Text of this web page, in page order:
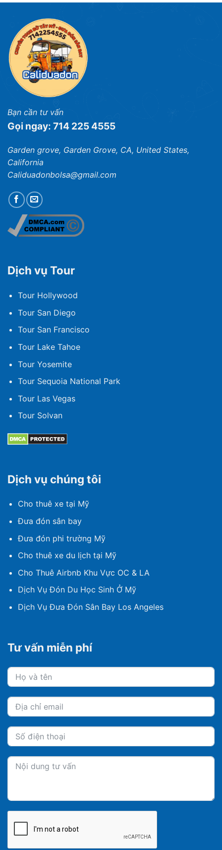
Bạn cần tư vấn
Gọi ngay: 714 225 4555
Garden grove, Garden Grove, CA, United States,
California
Caliduadonbolsa@gmail.com
Dịch vụ Tour
Tour Hollywood
Tour San Diego
Tour San Francisco
Tour Lake Tahoe
Tour Yosemite
Tour Sequoia National Park
Tour Las Vegas
Tour Solvan
Dịch vụ chúng tôi
Cho thuê xe tại Mỹ
Đưa đón sân bay
Đưa đón phi trường Mỹ
Cho thuê xe du lịch tại Mỹ
Cho Thuê Airbnb Khu Vực OC & LA
Dịch Vụ Đón Du Học Sinh Ở Mỹ
Dịch Vụ Đưa Đón Sân Bay Los Angeles
Tư vấn miễn phí